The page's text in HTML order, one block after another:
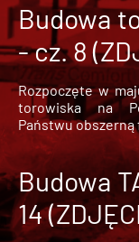
Budowa
- cz. 8
Rozpoczęte w
torowiska na
Państwu
Budowa
14